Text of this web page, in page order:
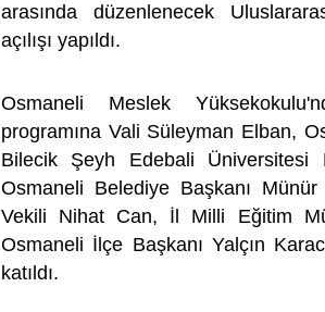
arasında düzenlenecek
açılışı yapıldı.
Osmaneli Meslek
programına Vali Süleyman Elban,
Bilecik Şeyh Edebali
Osmaneli Belediye Başkanı
Vekili Nihat Can, İl Milli Eğitim
Osmaneli İlçe Başkanı Yalçın
katıldı.